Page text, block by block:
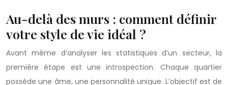
Au-delà des murs : comment définir
votre style de vie idéal ?
Avant même d’analyser les statistiques d’un secteur, la
première étape est une introspection. Chaque quartier
possède une âme, une personnalité unique. L’objectif est de